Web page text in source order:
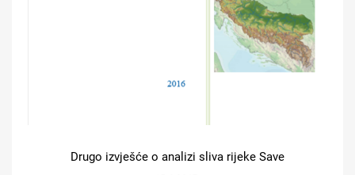
Drugo izvješće o analizi sliva rijeke Save